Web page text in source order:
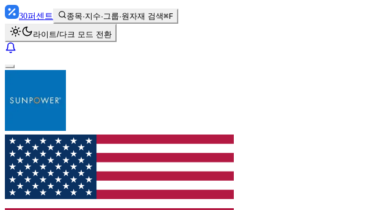
30퍼센트 종목·지수·그룹·원자재 검색⌘F
라이트/다크 모드 전환